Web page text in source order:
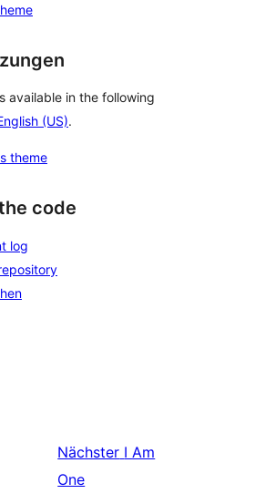
available in the following
(US).
theme
code
log
Nächster I Am
One